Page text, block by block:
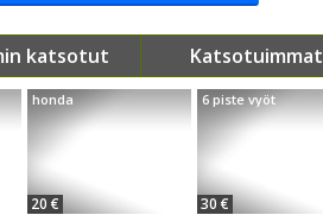
katsotut Katsotuimmat
honda
20 €
6 piste vyöt
30 €